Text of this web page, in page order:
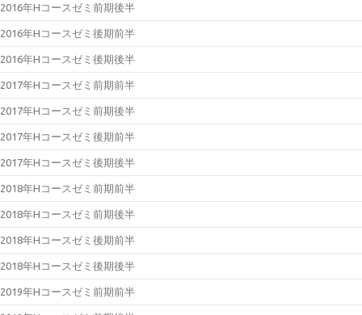
2016年Hコースゼミ前期後半
2016年Hコースゼミ後期前半
2016年Hコースゼミ後期後半
2017年Hコースゼミ前期前半
2017年Hコースゼミ前期後半
2017年Hコースゼミ後期前半
2017年Hコースゼミ後期後半
2018年Hコースゼミ前期前半
2018年Hコースゼミ前期後半
2018年Hコースゼミ後期前半
2018年Hコースゼミ後期後半
2019年Hコースゼミ前期前半